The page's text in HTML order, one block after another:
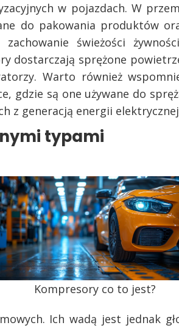
w pojazdach. W
do pakowania produktów
świeżości
dostarczają sprężone
Warto również
gdzie są one używane do
z generacją energii
typami
Kompresory co to jest?
Ich wadą jest jednak